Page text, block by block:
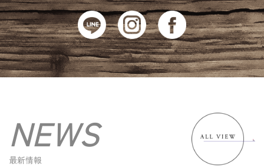
NEWS
最新情報